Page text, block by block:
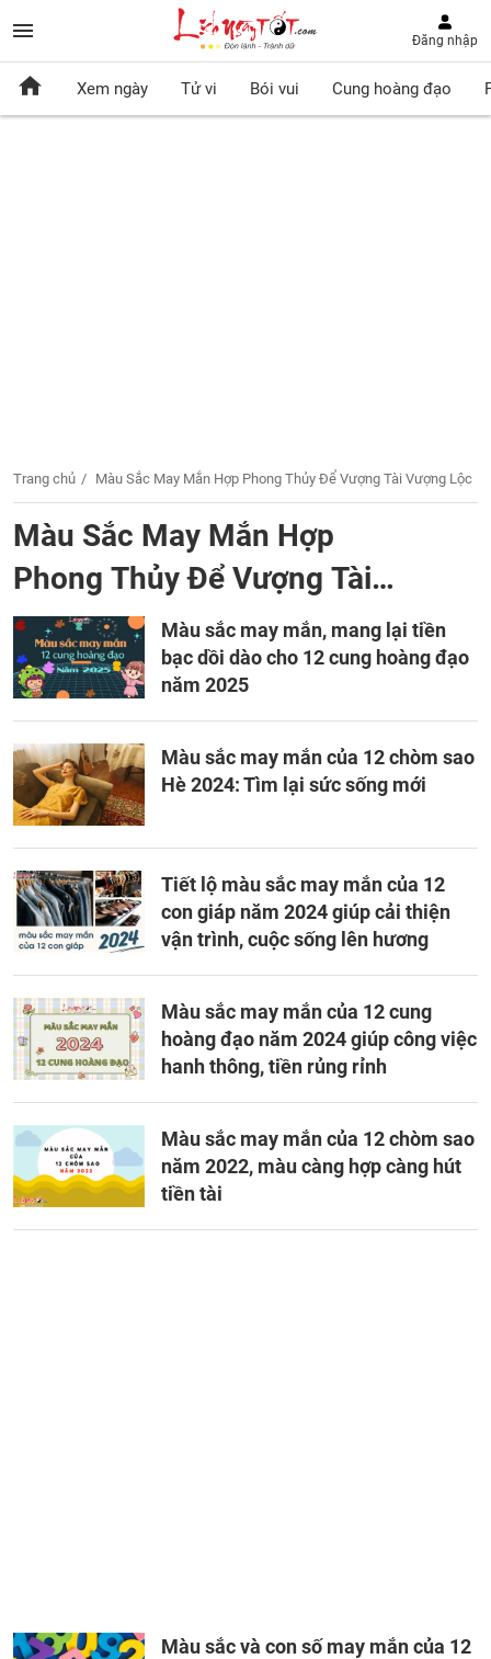
Đăng nhập
Xem ngày Tử vi Bói vui Cung hoàng đạo
Trang chủ Màu Sắc May Mắn Hợp Phong Thủy Để Vượng Tài Vượng Lộc
Màu Sắc May Mắn Hợp
Phong Thủy Để Vượng Tài
Vượng Lộc
Màu sắc may mắn, mang lại tiền
bạc dồi dào cho 12 cung hoàng đạo
năm 2025
Màu sắc may mắn của 12 chòm sao
Hè 2024: Tìm lại sức sống mới
Tiết lộ màu sắc may mắn của 12
con giáp năm 2024 giúp cải thiện
vận trình, cuộc sống lên hương
Màu sắc may mắn của 12 cung
hoàng đạo năm 2024 giúp công việc
hanh thông, tiền rủng rỉnh
Màu sắc may mắn của 12 chòm sao
năm 2022, màu càng hợp càng hút
tiền tài
Màu sắc và con số may mắn của 12